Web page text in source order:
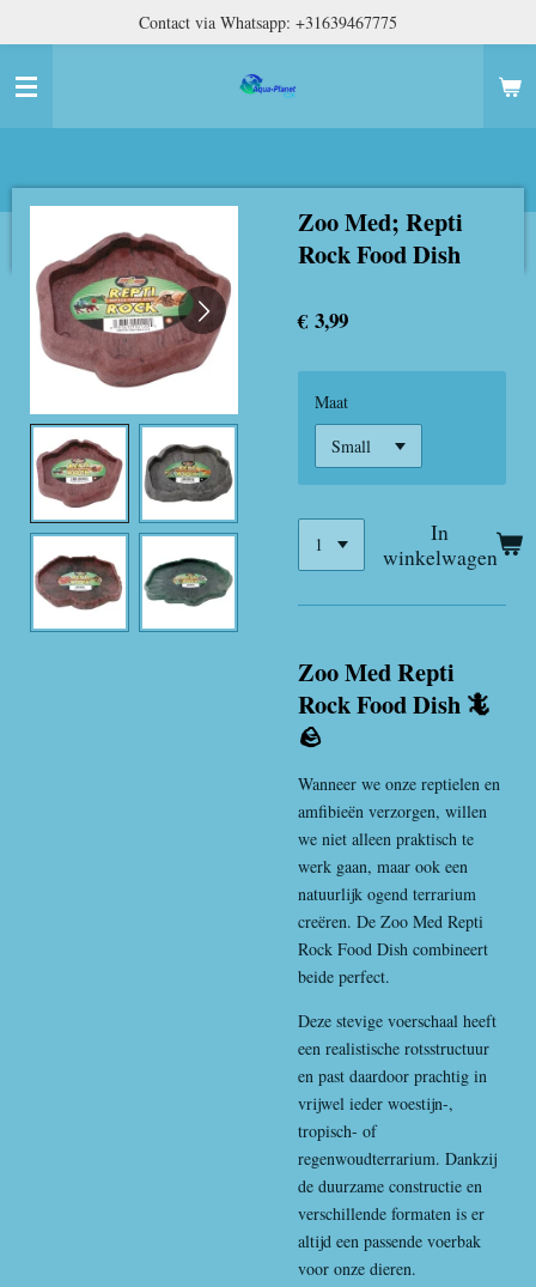
naar
hoofdinhoud
Contact via Whatsapp: +31639467775
Zoo Med; Repti
Rock Food Dish
€ 3,99
Maat
In
winkelwagen
Zoo Med Repti
Rock Food Dish 🦎
🪨
Wanneer we onze reptielen en
amfibieën verzorgen, willen
we niet alleen praktisch te
werk gaan, maar ook een
natuurlijk ogend terrarium
creëren. De Zoo Med Repti
Rock Food Dish combineert
beide perfect.
Deze stevige voerschaal heeft
een realistische rotsstructuur
en past daardoor prachtig in
vrijwel ieder woestijn-,
tropisch- of
regenwoudterrarium. Dankzij
de duurzame constructie en
verschillende formaten is er
altijd een passende voerbak
voor onze dieren.